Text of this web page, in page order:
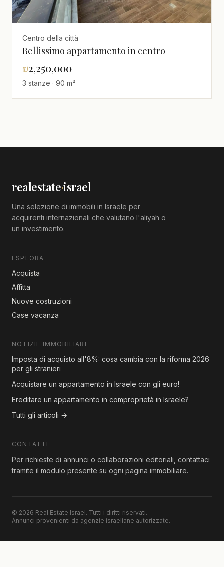
Centro della città
Bellissimo appartamento in centro
₪2,250,000
3 stanze · 90 m²
realestate·israel
Una selezione di immobili in Israele per
acquirenti internazionali che valutano l'aliyah o
un investimento.
ESPLORA
Acquista
Affitta
Nuove costruzioni
Case vacanza
NOTIZIE IMMOBILIARI
Imposta di acquisto all'8%: cosa cambia con la riforma 2026
per gli stranieri
Acquistare un appartamento in Israele con gli euro!
Ereditare un appartamento in comproprietà in Israele?
Tutti gli articoli →
CONTATTI
Per richieste di annunci o collaborazioni editoriali, contattaci
tramite il modulo presente su ogni pagina immobiliare.
© 2026 Real Estate Israel. Tutti i diritti riservati.
Annunci provenienti da agenzie israeliane autorizzate.